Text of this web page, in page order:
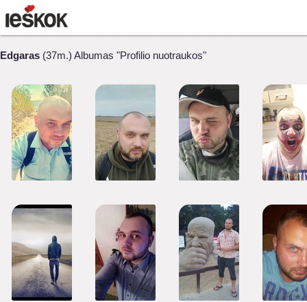
Edgaras (37m.) Albumas "Profilio nuotraukos"